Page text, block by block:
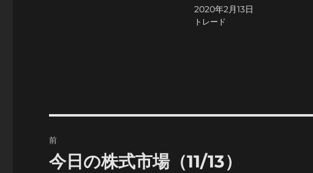
2020年2月13日
トレード
稿
前
前
今日の株式市場（11/13）